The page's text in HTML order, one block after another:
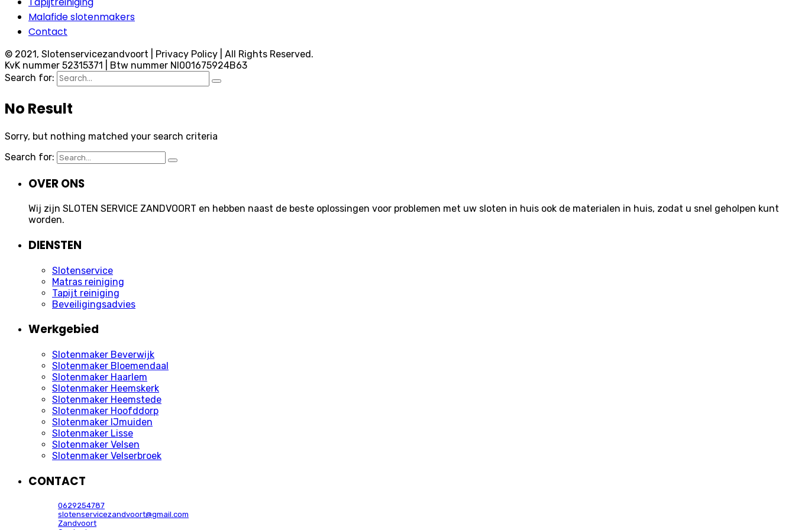
Malafide slotenmakers
Contact
© 2021, Slotenservicezandvoort | Privacy Policy | All Rights Reserved.
KvK nummer 52315371 | Btw nummer Nl001675924B63
Search for:
No Result
Sorry, but nothing matched your search criteria
Search for:
OVER ONS
Wij zijn SLOTEN SERVICE ZANDVOORT en hebben naast de beste oplossingen voor problemen met uw sloten in huis ook de materialen in huis, zodat u snel geholpen kunt
worden.
DIENSTEN
Slotenservice
Matras reiniging
Tapijt reiniging
Beveiligingsadvies
Werkgebied
Slotenmaker Beverwijk
Slotenmaker Bloemendaal
Slotenmaker Haarlem
Slotenmaker Heemskerk
Slotenmaker Heemstede
Slotenmaker Hoofddorp
Slotenmaker IJmuiden
Slotenmaker Lisse
Slotenmaker Velsen
Slotenmaker Velserbroek
CONTACT
0629254787
slotenservicezandvoort@gmail.com
Zandvoort